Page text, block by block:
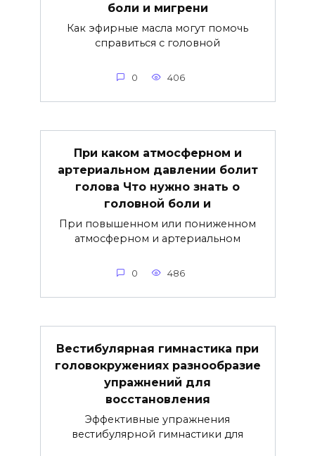
боли и мигрени
Как эфирные масла могут помочь
справиться с головной
0 406
При каком атмосферном и
артериальном давлении болит
голова Что нужно знать о
головной боли и
При повышенном или пониженном
атмосферном и артериальном
0 486
Вестибулярная гимнастика при
головокружениях разнообразие
упражнений для
восстановления
Эффективные упражнения
вестибулярной гимнастики для